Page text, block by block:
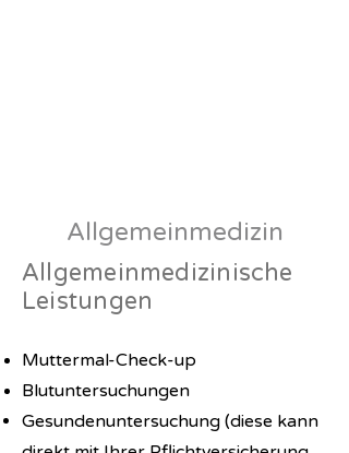
Allgemeinmedizin
Allgemeinmedizinische
Leistungen
Muttermal-Check-up
Blutuntersuchungen
Gesundenuntersuchung (diese kann